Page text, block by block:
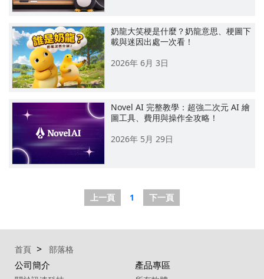
奶龍大笑梗是什麼？奶龍意思、梗圖下
載與迷因出處一次看！
2026年 6月 3日
Novel AI 完整教學：超強二次元 AI 繪
圖工具、費用與操作全攻略！
2026年 5月 29日
上一頁 1 下一頁
首頁 部落格
公司簡介 產品專區